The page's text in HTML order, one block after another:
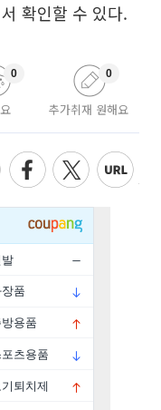
확인할 수 있다.
0
추가취재 원해요
0